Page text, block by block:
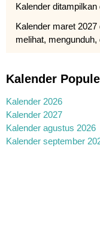
Kalender
Kalender maret
melihat,
Kalender
Kalender 2026
Kalender 2027
Kalender agustus 2026
Kalender september